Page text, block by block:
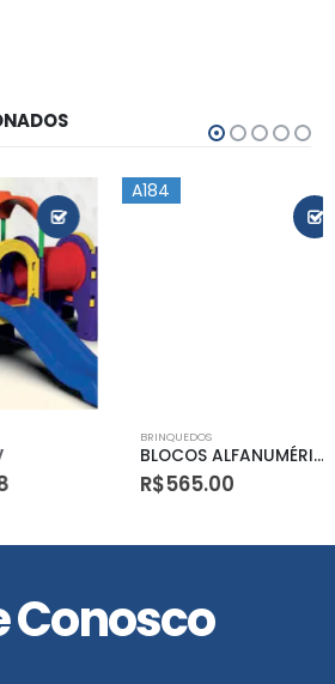
BRINQUEDOS
BLOCOS ALFANUMÉRICOS – COM 540 PEÇAS
565.00
Conosco